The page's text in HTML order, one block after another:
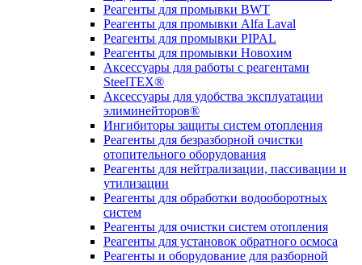
Реагенты для промывки BWT
Реагенты для промывки Alfa Laval
Реагенты для промывки PIPAL
Реагенты для промывки Новохим
Аксессуары для работы с реагентами
SteelTEX®
Аксессуары для удобства эксплуатации
элиминейторов®
Ингибиторы защиты систем отопления
Реагенты для безразборной очистки
отопительного оборудования
Реагенты для нейтрализации, пассивации и
утилизации
Реагенты для обработки водооборотных
систем
Реагенты для очистки систем отопления
Реагенты для установок обратного осмоса
Реагенты и оборудование для разборной